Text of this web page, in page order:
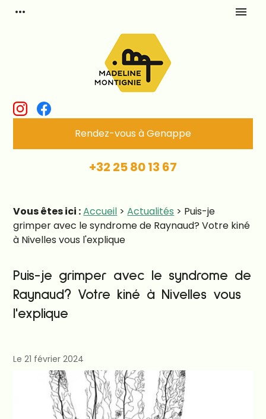
more_horiz menu
Rendez-vous à Genappe
+32 25 80 13 67
Vous êtes ici :Accueil >Actualités > Puis-je
grimper avec le syndrome de Raynaud? Votre kiné
à Nivelles vous l'explique
Puis-je grimper avec le syndrome de
Raynaud? Votre kiné à Nivelles vous
l'explique
Le 21 février 2024